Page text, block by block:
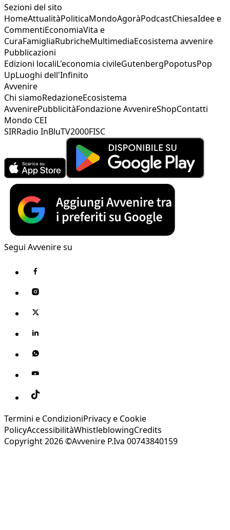
Sezioni del sito
HomeAttualitàPoliticaMondoAgoràPodcastChiesaIdee e
CommentiEconomiaVita e
CuraFamigliaRubricheMultimediaEcosistema avvenire
Pubblicazioni
Edizioni localiL'economia civileGutenbergPopotusPop
UpLuoghi dell'Infinito
Avvenire
Chi siamoRedazioneEcosistema
AvvenirePubblicitàFondazione AvvenireShopContatti
Mondo CEI
SIRRadio InBluTV2000FISC
Segui Avvenire su
Termini e CondizioniPrivacy e Cookie
PolicyAccessibilitàWhistleblowingCredits
Copyright 2026 ©Avvenire P.Iva 00743840159